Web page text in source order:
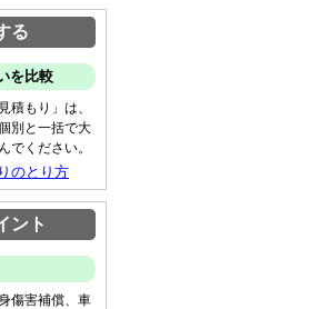
る
を比較
積もり」は、
別と一括で大
でください。
のとり方
ント
傷害補償、車